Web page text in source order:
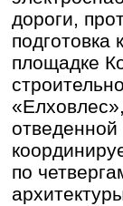
дороги,
площадке
по